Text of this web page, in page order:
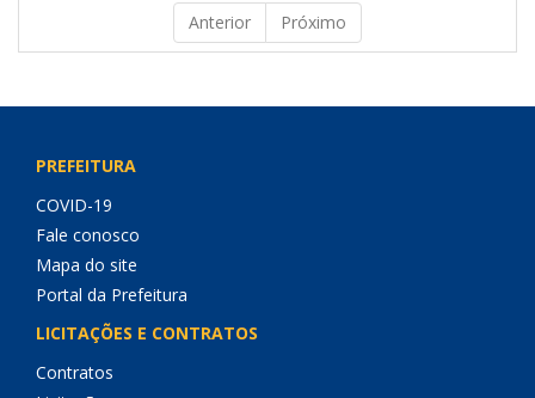
Anterior
Próximo
PREFEITURA
COVID-19
Fale conosco
Mapa do site
Portal da Prefeitura
LICITAÇÕES E CONTRATOS
Contratos